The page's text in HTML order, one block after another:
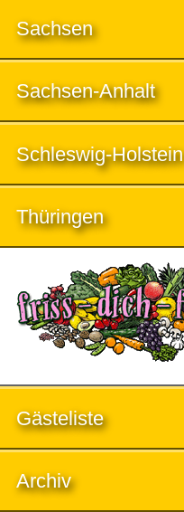
Sachsen
Sachsen-Anhalt
Schleswig-Holstein
Thüringen
Gästeliste
Archiv